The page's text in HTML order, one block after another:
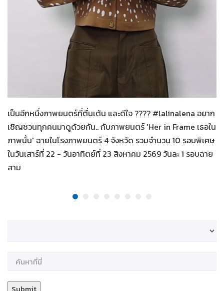
06-08-2569
Her in Frame เธอในภาพนั้น
เป็นอีกหนึ่งภาพยนตร์ที่ตื่นเต้น และดีใจ ???? #lalinalena อยาก
เชิญชวนทุกคนมาดูด้วยกัน.. กับภาพยนตร์ 'Her in Frame เธอใน
ภาพนั้น' ฉายในโรงภาพยนตร์ 4 จังหวัด รวมจำนวน 10 รอบพิเศษ
ในวันเสาร์ที่ 22 - วันอาทิตย์ที่ 23 สิงหาคม 2569 วันละ 1 รอบฉาย
สาม